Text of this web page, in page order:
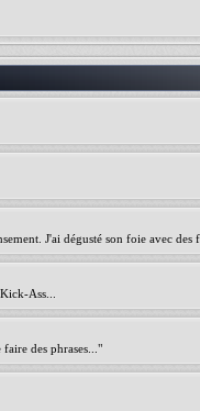
J'ai dégusté son foie avec
Ass...
des phrases..."